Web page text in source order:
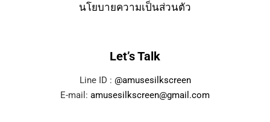
นโยบายความเป็นส่วนตัว
Let’s Talk
Line ID : @amusesilkscreen
E-mail: amusesilkscreen@gmail.com